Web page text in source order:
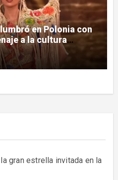
en Polonia con
a la cultura
gran estrella invitada en la